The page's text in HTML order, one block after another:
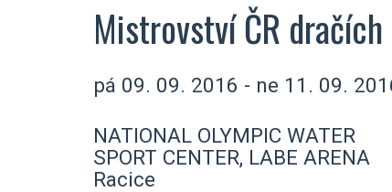
Mistrovství ČR
pá 09. 09. 2016 - ne 11. 09.
NATIONAL OLYMPIC WATER
SPORT CENTER, LABE ARENA
Racice